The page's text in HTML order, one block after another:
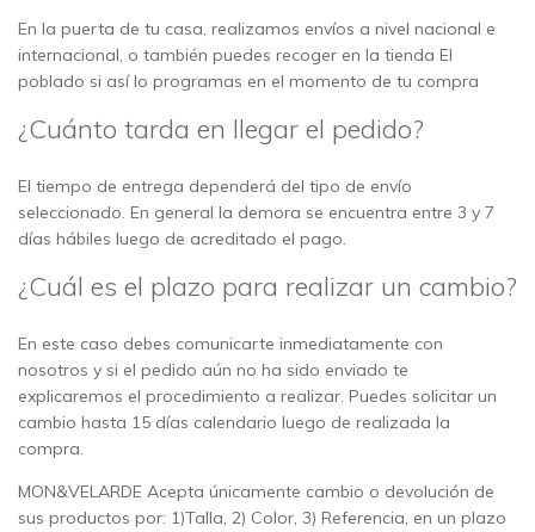
En la puerta de tu casa, realizamos envíos a nivel nacional e
internacional, o también puedes recoger en la tienda El
poblado si así lo programas en el momento de tu compra
¿Cuánto tarda en llegar el pedido?
El tiempo de entrega dependerá del tipo de envío
seleccionado. En general la demora se encuentra entre 3 y 7
días hábiles luego de acreditado el pago.
¿Cuál es el plazo para realizar un cambio?
En este caso debes comunicarte inmediatamente con
nosotros y si el pedido aún no ha sido enviado te
explicaremos el procedimiento a realizar. Puedes solicitar un
cambio hasta 15 días calendario luego de realizada la
compra.
MON&VELARDE Acepta únicamente cambio o devolución de
sus productos por: 1)Talla, 2) Color, 3) Referencia, en un plazo